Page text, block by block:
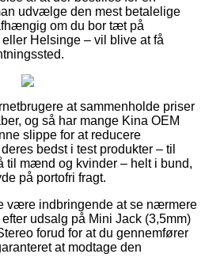
udvælge den mest betalelige
om du bor tæt på
Helsinge – vil blive at få
at sammenholde priser
og så har mange Kina OEM
slippe for at reducere
bedst i test produkter – til
til mænd og kvinder – helt i bund,
på portofri fragt.
være indbringende at se nærmere
udsalg på Mini Jack (3,5mm)
forud for at du gennemfører
at modtage den